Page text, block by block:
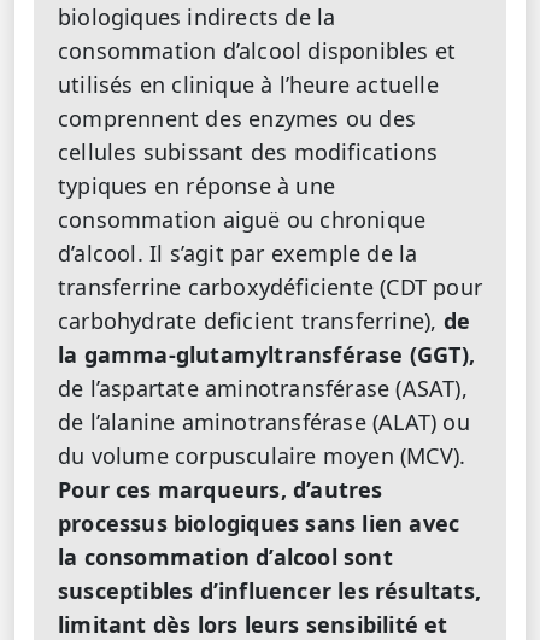
biologiques indirects de la
consommation d’alcool disponibles et
utilisés en clinique à l’heure actuelle
comprennent des enzymes ou des
cellules subissant des modifications
typiques en réponse à une
consommation aiguë ou chronique
d’alcool. Il s’agit par exemple de la
transferrine carboxydéficiente (CDT pour
carbohydrate deficient transferrine), de
la gamma-glutamyltransférase (GGT),
de l’aspartate aminotransférase (ASAT),
de l’alanine aminotransférase (ALAT) ou
du volume corpusculaire moyen (MCV).
Pour ces marqueurs, d’autres
processus biologiques sans lien avec
la consommation d’alcool sont
susceptibles d’influencer les résultats,
limitant dès lors leurs sensibilité et